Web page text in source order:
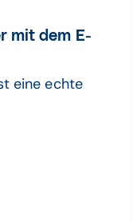
mit dem E-
eine echte